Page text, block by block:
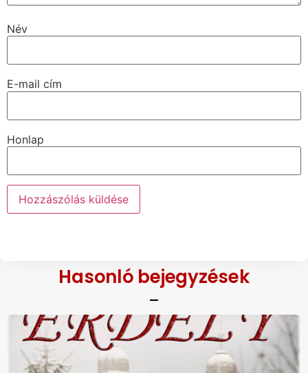
Név
E-mail cím
Honlap
Hasonló bejegyzések